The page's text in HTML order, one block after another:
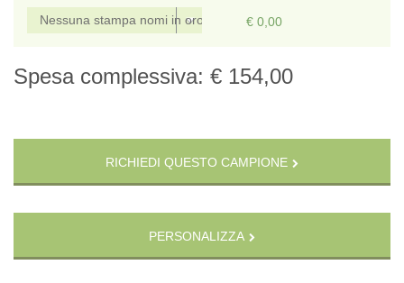
€ 0,00
Spesa complessiva: € 154,00
RICHIEDI QUESTO CAMPIONE
PERSONALIZZA